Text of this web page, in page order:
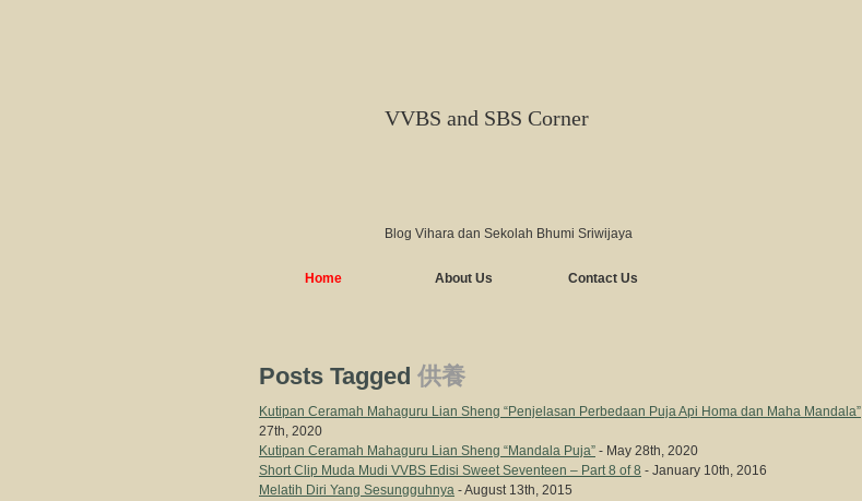
VVBS and SBS Corner
Blog Vihara dan Sekolah Bhumi Sriwijaya
Home About Us Contact Us
Posts Tagged 供養
Kutipan Ceramah Mahaguru Lian Sheng “Penjelasan Perbedaan Puja Api Homa dan Maha Mandala”
27th, 2020
Kutipan Ceramah Mahaguru Lian Sheng “Mandala Puja” - May 28th, 2020
Short Clip Muda Mudi VVBS Edisi Sweet Seventeen – Part 8 of 8 - January 10th, 2016
Melatih Diri Yang Sesungguhnya - August 13th, 2015